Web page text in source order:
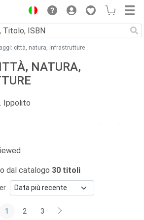
città, natura, infrastrutture
NATURA,
Ippolito
Fabio Manfredi, Marco Marchetti,
Paesaggi. Città Natura Infrastrutture
così come è definito dalla
che per la prima volta ne ha esteso il
dal catalogo 30 titoli
1 2 3